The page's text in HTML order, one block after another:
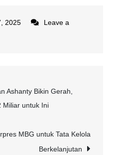
2025
Leave a
Ashanty Bikin Gerah,
Miliar untuk Ini
MBG untuk Tata Kelola
Berkelanjutan